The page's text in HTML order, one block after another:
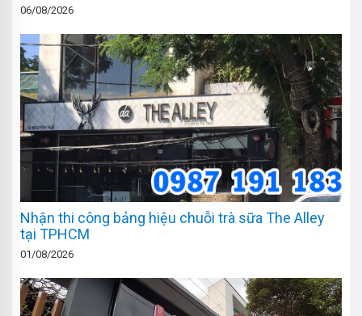
06/08/2026
Nhận thi công bảng hiệu chuỗi trà sữa The Alley
tại TPHCM
01/08/2026